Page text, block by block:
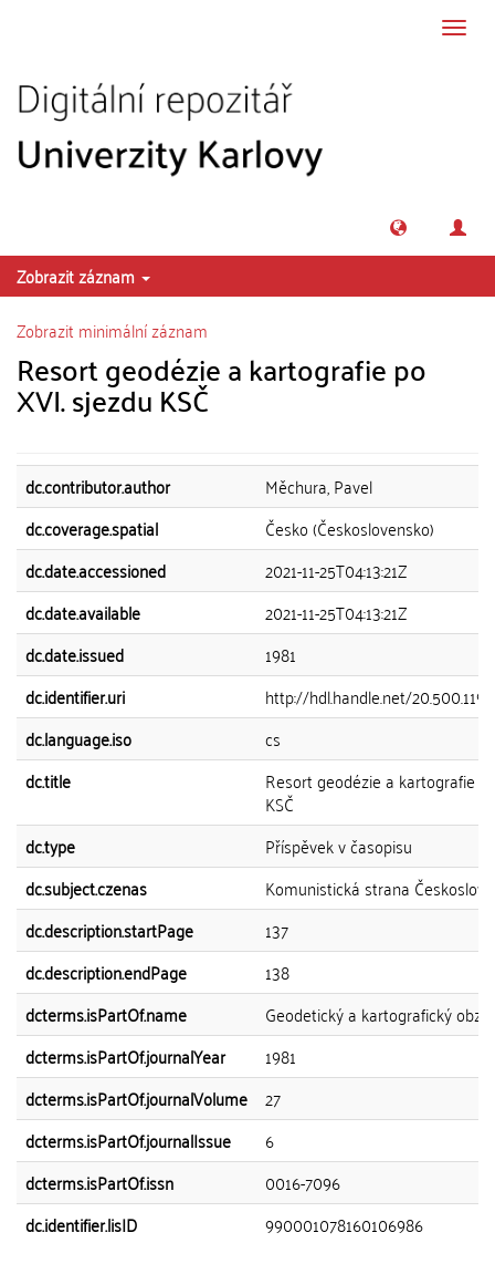
Zobrazit záznam
Zobrazit minimální záznam
Resort geodézie a kartografie po
XVI. sjezdu KSČ
dc.contributor.author
Měchura, Pavel
dc.coverage.spatial
Česko (Československo)
dc.date.accessioned
2021-11-25T04:13:21Z
dc.date.available
2021-11-25T04:13:21Z
dc.date.issued
1981
dc.identifier.uri
http://hdl.handle.net/
dc.language.iso
cs
dc.title
Resort geodézie a kartografie
KSČ
dc.type
Příspěvek v časopisu
dc.subject.czenas
Komunistická strana
dc.description.startPage
137
dc.description.endPage
138
dcterms.isPartOf.name
Geodetický a kartografický obzor
dcterms.isPartOf.journalYear
1981
dcterms.isPartOf.journalVolume 27
dcterms.isPartOf.journalIssue
6
dcterms.isPartOf.issn
0016-7096
dc.identifier.lisID
990001078160106986